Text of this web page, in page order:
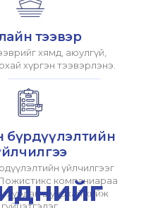
тээвэр
хямд, аюулгүй,
хүргэн тээвэрлэнэ.
бүрдүүлэлтийн
үйлчилгээг
компаниараа
хурдан шуурхай хийж